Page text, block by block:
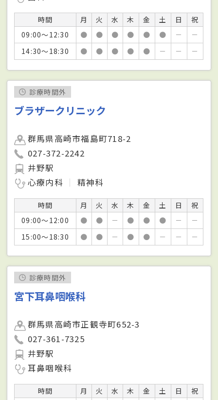
時間 月 火 水 木 金 土 日
祝
09:00～12:30
● ● ● ● ● ● －
－
14:30～18:30
● ● ● ● ● － － －
診療時間外
ブラザークリニック
群馬県高崎市福島町718-2
027-372-2242
井野駅
心療内科
精神科
時間 月 火 水 木 金 土 日
祝
09:00～12:00
● ● － ● ● ● －
－
15:00～18:30
● ● － ● ● － － －
診療時間外
宮下耳鼻咽喉科
群馬県高崎市正観寺町652-3
027-361-7325
井野駅
耳鼻咽喉科
時間 月 火 水 木 金 土 日
祝